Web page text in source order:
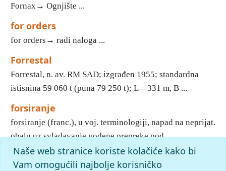
Fornax→ Ognjište ...
for orders
for orders→ radi naloga ...
Forrestal
Forrestal, n. av. RM SAD; izgrađen 1955; standardna
istisnina 59 060 t (puna 79 250 t); L = 331 m, Β ...
forsiranje
forsiranje (franc.), u voj. terminologiji, napad na neprijat.
obalu uz svladavanje vodene prepreke pod ...
Početak « 21 22 23 24 25 26 27 28 29 30
Naše web stranice koriste kolačiće kako bi
Vam omogućili najbolje korisničko